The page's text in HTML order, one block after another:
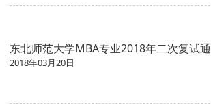
东北师范大学MBA专业2018年二次复试
2018年03月20日